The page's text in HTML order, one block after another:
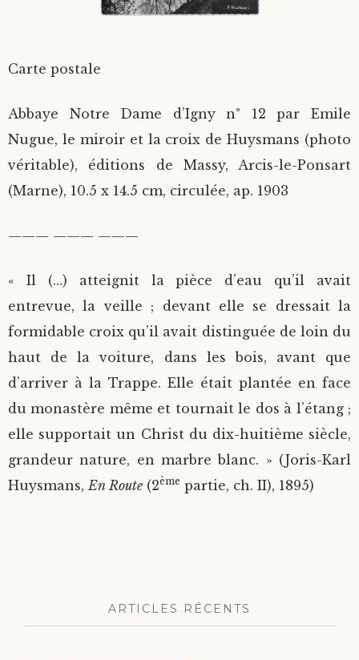
Langues étrangères
Carte postale
Abbaye Notre Dame d’Igny n° 12 par Emile
Nugue, le miroir et la croix de Huysmans (photo
véritable), éditions de Massy, Arcis-le-Ponsart
(Marne), 10.5 x 14.5 cm, circulée, ap. 1903
——— ——— ———
« Il (…) atteignit la pièce d’eau qu’il avait
entrevue, la veille ; devant elle se dressait la
formidable croix qu’il avait distinguée de loin du
haut de la voiture, dans les bois, avant que
d’arriver à la Trappe. Elle était plantée en face
du monastère même et tournait le dos à l’étang ;
elle supportait un Christ du dix-huitième siècle,
grandeur nature, en marbre blanc. » (Joris-Karl
Huysmans, En Route (2ème partie, ch. II), 1895)
ARTICLES RÉCENTS